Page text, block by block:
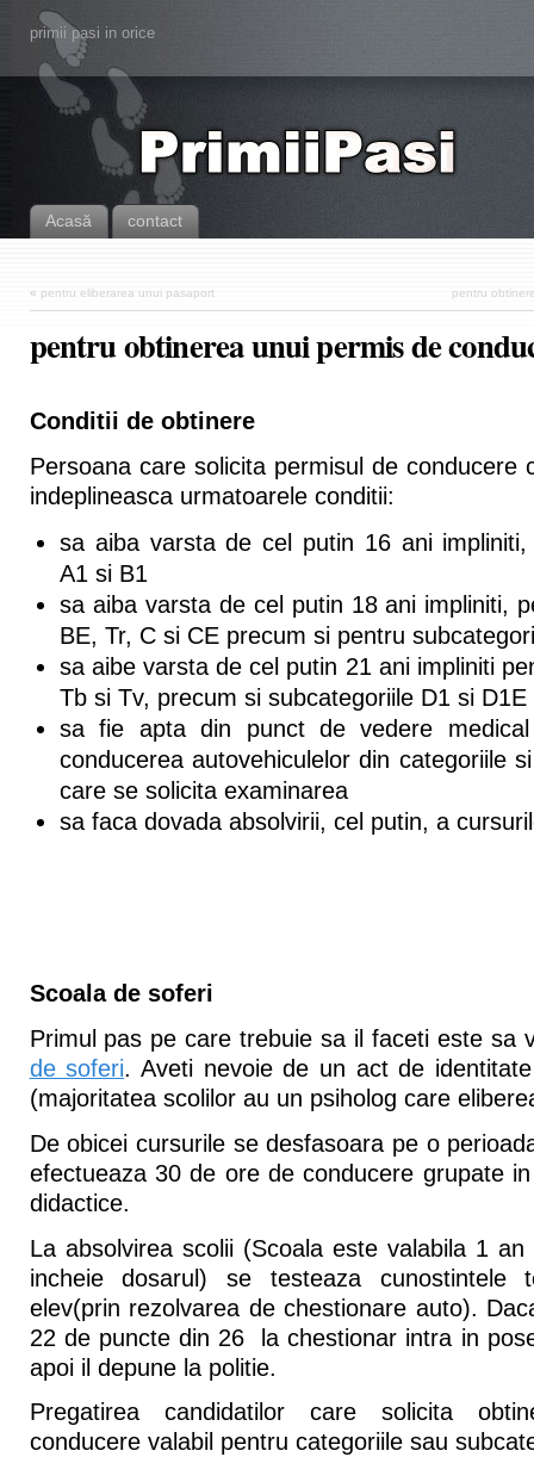
primii pasi in orice
Acasă contact
« pentru eliberarea unui pasaport pentru
pentru obtinerea unui permis de
Conditii de obtinere
Persoana care solicita permisul de conducere
indeplineasca urmatoarele conditii:
sa aiba varsta de cel putin 16 ani impliniti,
A1 si B1
sa aiba varsta de cel putin 18 ani impliniti,
BE, Tr, C si CE precum si pentru
sa aibe varsta de cel putin 21 ani impliniti
Tb si Tv, precum si subcategoriile D1 si D1E
sa fie apta din punct de vedere
conducerea autovehiculelor din categoriile
care se solicita examinarea
sa faca dovada absolvirii, cel putin, a
Scoala de soferi
Primul pas pe care trebuie sa il faceti este sa
de soferi. Aveti nevoie de un act de
(majoritatea scolilor au un psiholog care
De obicei cursurile se desfasoara pe o
efectueaza 30 de ore de conducere grupate
didactice.
La absolvirea scolii (Scoala este valabila 1
incheie dosarul) se testeaza cunostintele
elev(prin rezolvarea de chestionare auto).
22 de puncte din 26 la chestionar intra in
apoi il depune la politie.
Pregatirea candidatilor care solicita
conducere valabil pentru categoriile sau